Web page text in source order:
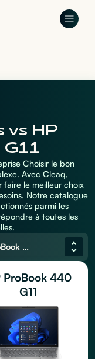
vs HP
Choisir le bon
Avec Cleaq,
le meilleur choix
Notre catalogue
parmi les
à toutes les
HP ProBook 440 G11
ProBook 440
G11